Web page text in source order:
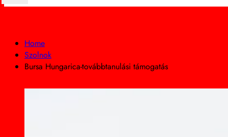
Home
Szolnok
Bursa Hungarica-továbbtanulási támogatás